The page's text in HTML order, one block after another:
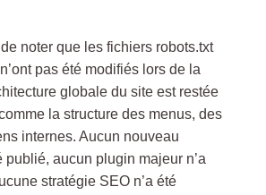
de noter que les fichiers robots.txt
pas été modifiés lors de la
globale du site est restée
la structure des menus, des
internes. Aucun nouveau
publié, aucun plugin majeur n’a
stratégie SEO n’a été